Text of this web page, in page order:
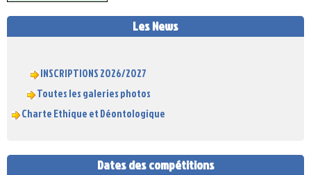
Les News
INSCRIPTIONS 2026/2027
Toutes les galeries photos
Charte Ethique et Déontologique
Dates des compétitions